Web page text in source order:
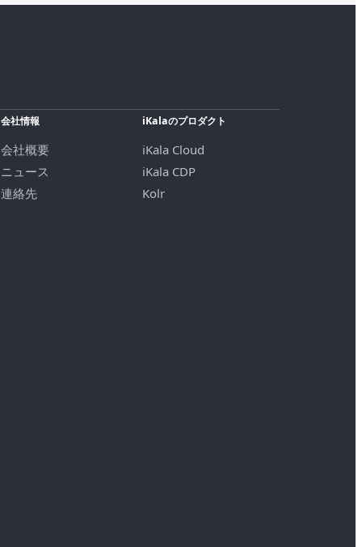
会社情報
会社概要
ニュース
連絡先
iKalaのプロダクト
iKala Cloud
iKala CDP
Kolr